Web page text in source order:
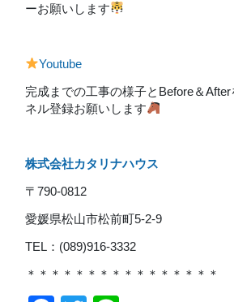
ーお願いします
Youtube
完成までの工事の様子とBefore＆After
ネル登録お願いします
株式会社カタリナハウス
〒790-0812
愛媛県松山市松前町5-2-9
TEL：(089)916-3332
＊＊＊＊＊＊＊＊＊＊＊＊＊＊＊＊